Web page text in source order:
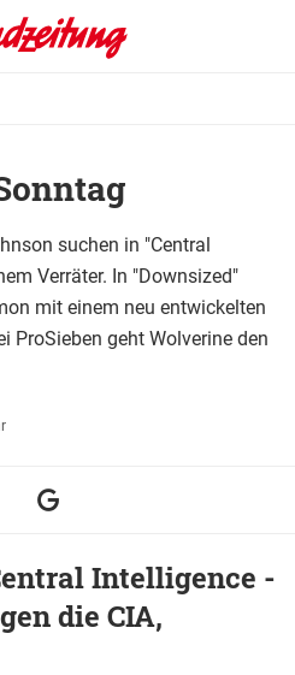
suchen in "Central
Verräter. In "Downsized"
mit einem neu entwickelten
ProSieben geht Wolverine den
Intelligence -
die CIA,